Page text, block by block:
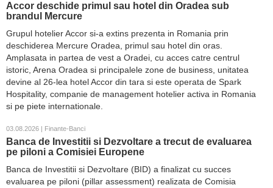
Accor deschide primul sau hotel din Oradea sub
brandul Mercure
Grupul hotelier Accor si-a extins prezenta in Romania prin
deschiderea Mercure Oradea, primul sau hotel din oras.
Amplasata in partea de vest a Oradei, cu acces catre centrul
istoric, Arena Oradea si principalele zone de business, unitatea
devine al 26-lea hotel Accor din tara si este operata de Spark
Hospitality, companie de management hotelier activa in Romania
si pe piete internationale.
03.08.2026 | Finante-Banci
Banca de Investitii si Dezvoltare a trecut de evaluarea
pe piloni a Comisiei Europene
Banca de Investitii si Dezvoltare (BID) a finalizat cu succes
evaluarea pe piloni (pillar assessment) realizata de Comisia